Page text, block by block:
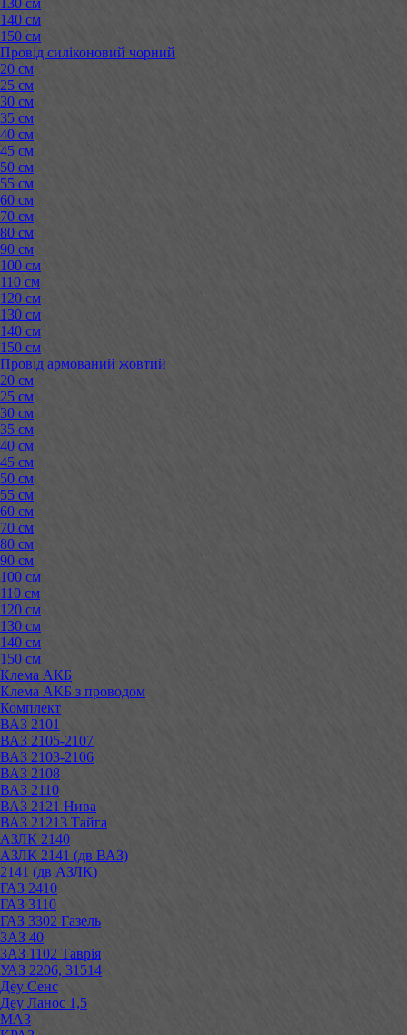
140 см
150 см
Провід силіконовий чорний
20 см
25 см
30 см
35 см
40 см
45 см
50 см
55 см
60 см
70 см
80 см
90 см
100 см
110 см
120 см
130 см
140 см
150 см
Провід армований жовтий
20 см
25 см
30 см
35 см
40 см
45 см
50 см
55 см
60 см
70 см
80 см
90 см
100 см
110 см
120 см
130 см
140 см
150 см
Клема АКБ
Клема АКБ з проводом
Комплект
ВАЗ 2101
ВАЗ 2105-2107
ВАЗ 2103-2106
ВАЗ 2108
ВАЗ 2110
ВАЗ 2121 Нива
ВАЗ 21213 Тайга
АЗЛК 2140
АЗЛК 2141 (дв ВАЗ)
2141 (дв АЗЛК)
ГАЗ 2410
ГАЗ 3110
ГАЗ 3302 Газель
ЗАЗ 40
ЗАЗ 1102 Таврія
УАЗ 2206, 31514
Деу Сенс
Деу Ланос 1,5
МАЗ